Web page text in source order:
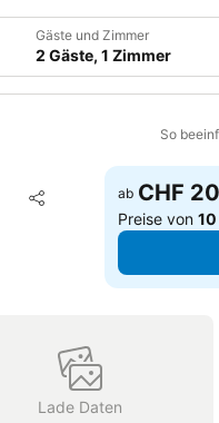
Gäste und Zimmer
2 Gäste, 1 Zimmer
So
Teilen
Zu Favoriten
ab CHF
Preise von
Lade Daten